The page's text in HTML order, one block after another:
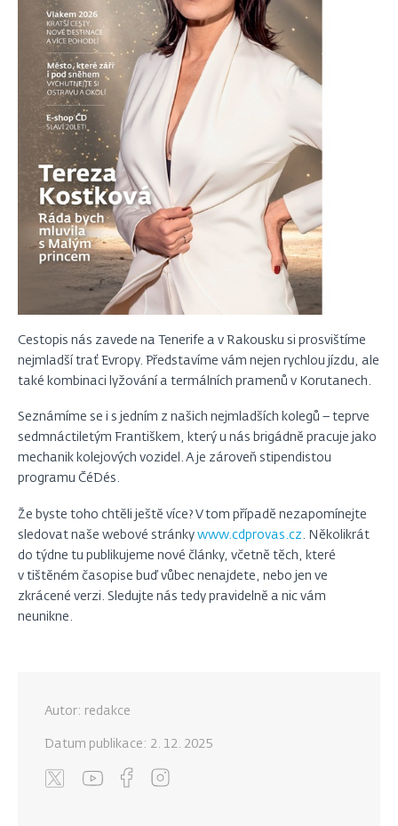
Cestopis nás zavede na Tenerife a v Rakousku si prosvištíme
nejmladší trať Evropy. Představíme vám nejen rychlou jízdu, ale
také kombinaci lyžování a termálních pramenů v Korutanech.
Seznámíme se i s jedním z našich nejmladších kolegů – teprve
sedmnáctiletým Františkem, který u nás brigádně pracuje jako
mechanik kolejových vozidel. A je zároveň stipendistou
programu ČéDés.
Že byste toho chtěli ještě více? V tom případě nezapomínejte
sledovat naše webové stránky www.cdprovas.cz. Několikrát
do týdne tu publikujeme nové články, včetně těch, které
v tištěném časopise buď vůbec nenajdete, nebo jen ve
zkrácené verzi. Sledujte nás tedy pravidelně a nic vám
neunikne.
Autor: redakce
Datum publikace: 2. 12. 2025